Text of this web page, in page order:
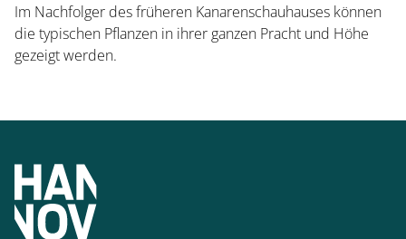
Im Nachfolger des früheren Kanarenschauhauses können
die typischen Pflanzen in ihrer ganzen Pracht und Höhe
gezeigt werden.